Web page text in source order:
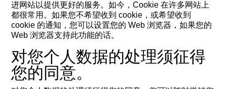
进网站以提供更好的服务。如今，Cookie 在许多网站上
都很常用。如果您不希望收到 cookie，或希望收到
cookie 的通知，您可以设置您的 Web 浏览器，如果您的
Web 浏览器支持此功能的话。
对您个人数据的处理须征得
您的同意。